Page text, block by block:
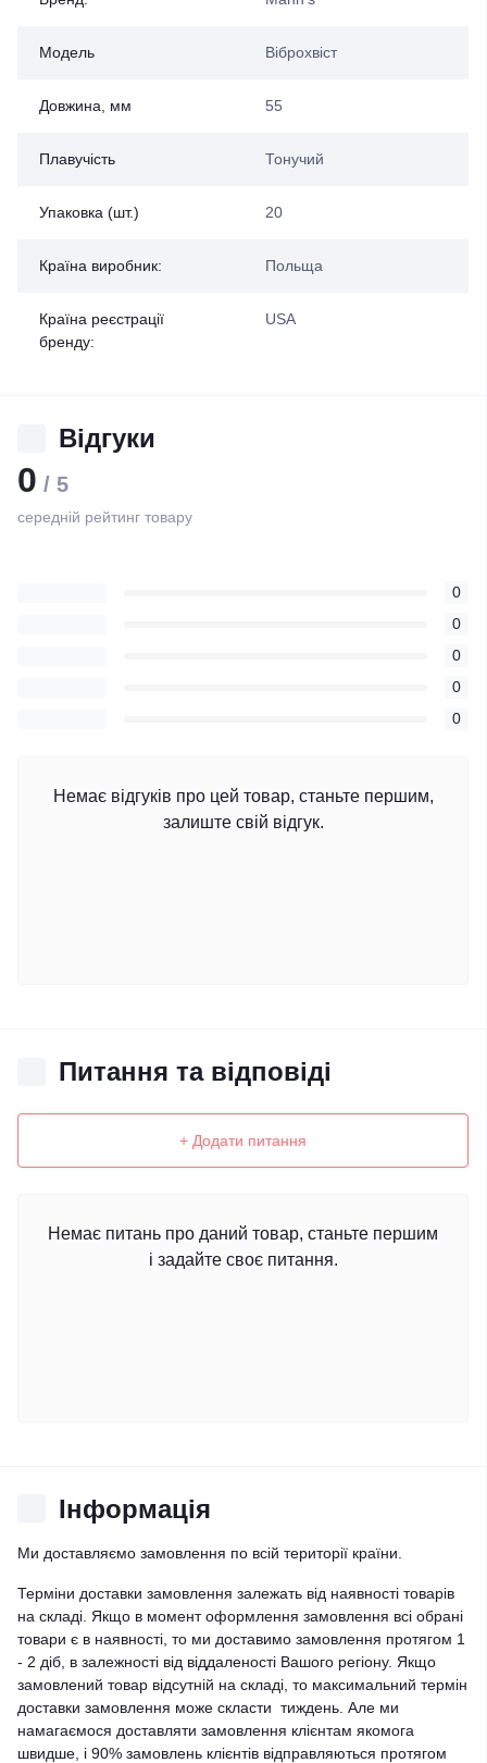
Модель Віброхвіст
Довжина, мм 55
Плавучість Тонучий
Упаковка (шт.) 20
Країна виробник: Польща
Країна реєстрації
бренду:
USA
Відгуки
0 / 5
середній рейтинг товару
0
0
0
0
0
Немає відгуків про цей товар, станьте першим,
залиште свій відгук.
Питання та відповіді
+ Додати питання
Немає питань про даний товар, станьте першим
і задайте своє питання.
Iнформація
Ми доставляємо замовлення по всій території країни.
Терміни доставки замовлення залежать від наявності товарів
на складі. Якщо в момент оформлення замовлення всі обрані
товари є в наявності, то ми доставимо замовлення протягом 1
- 2 діб, в залежності від віддаленості Вашого регіону. Якщо
замовлений товар відсутній на складі, то максимальний термін
доставки замовлення може скласти тиждень. Але ми
намагаємося доставляти замовлення клієнтам якомога
швидше, і 90% замовлень клієнтів відправляються протягом